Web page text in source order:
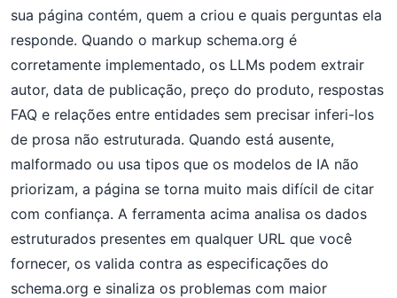
sua página contém, quem a criou e quais perguntas ela
responde. Quando o markup schema.org é
corretamente implementado, os LLMs podem extrair
autor, data de publicação, preço do produto, respostas
FAQ e relações entre entidades sem precisar inferi-los
de prosa não estruturada. Quando está ausente,
malformado ou usa tipos que os modelos de IA não
priorizam, a página se torna muito mais difícil de citar
com confiança. A ferramenta acima analisa os dados
estruturados presentes em qualquer URL que você
fornecer, os valida contra as especificações do
schema.org e sinaliza os problemas com maior